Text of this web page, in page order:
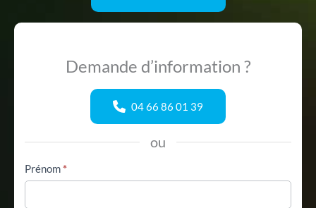
Demande d’information ?
04 66 86 01 39
ou
Formulaire
simple
avec
Prénom*